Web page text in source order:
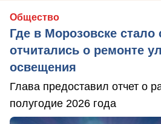
Общество
Где в Морозовске стало
отчитались о ремонте
освещения
Глава предоставил отчет о
полугодие 2026 года